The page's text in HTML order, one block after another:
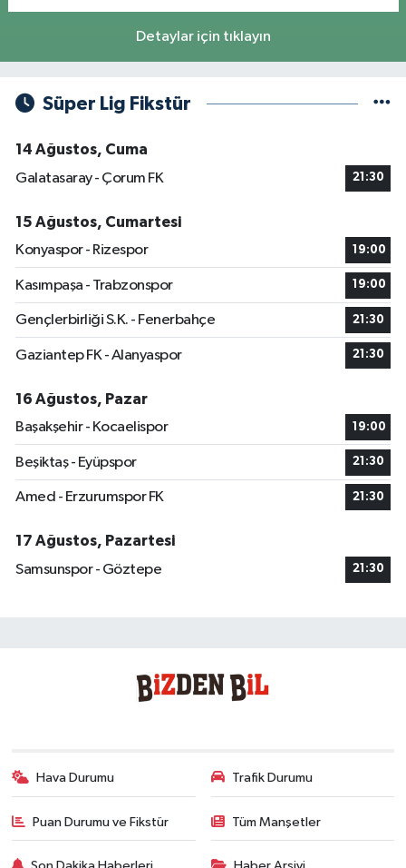
Detaylar için tıklayın
Süper Lig Fikstür
14 Ağustos, Cuma
Galatasaray - Çorum FK
21:30
15 Ağustos, Cumartesi
Konyaspor - Rizespor
19:00
Kasımpaşa - Trabzonspor 19:00
Gençlerbirliği S.K. - Fenerbahçe 21:30
Gaziantep FK - Alanyaspor 21:30
16 Ağustos, Pazar
Başakşehir - Kocaelispor
19:00
Beşiktaş - Eyüpspor 21:30
Amed - Erzurumspor FK 21:30
17 Ağustos, Pazartesi
Samsunspor - Göztepe
21:30
Hava Durumu Trafik Durumu
Puan Durumu ve Fikstür Tüm Manşetler